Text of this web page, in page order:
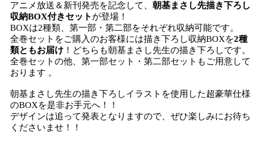
アニメ放送＆新刊発売を記念して、 朝基まさし先描き下ろし
収納BOX付きセット が登場！
BOXは2種類、第一部・第二部をそれぞれ収納可能です。
全巻セットをご購入のお客様には描き下ろし収納BOXを2種
類ともお届け ！どちらも朝基まさし先生の描き下ろしです。
全巻セットの他、第一部セット・第二部セットもご用意して
おります 。
朝基まさし先生の描き下ろしイラストを使用した超豪華仕様
のBOXを是非お手元へ！！
デザインは追って発表となりますので、ぜひ楽しみにお待ち
くださいませ！！